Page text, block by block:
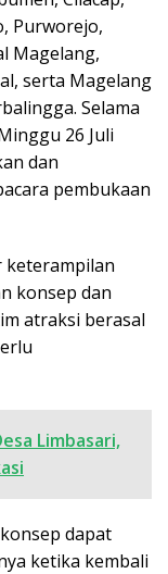
Purworejo,
Magelang,
serta Magelang
Selama
26 Juli
dan
pembukaan
keterampilan
konsep dan
atraksi berasal
Limbasari,
dapat
ketika kembali